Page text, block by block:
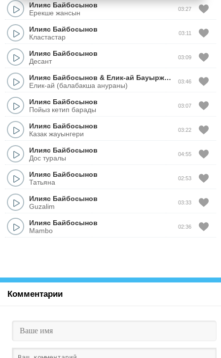
Илияс Байбосынов
Ерекше жансын
03:27
Илияс Байбосынов
Кластастар
03:11
Илияс Байбосынов
Десант
03:09
Илияс Байбосынов & Елик-ай Бауыржанкызы
Елик-ай (балабакша анураны)
03:46
Илияс Байбосынов
Пойыз кетип барады
03:07
Илияс Байбосынов
Казак жауынгери
03:22
Илияс Байбосынов
Дос туралы
04:55
Илияс Байбосынов
Татьяна
02:53
Илияс Байбосынов
Guzalim
03:33
Илияс Байбосынов
Mambo
02:36
Комментарии